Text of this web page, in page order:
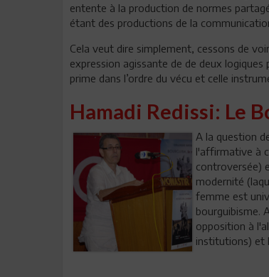
entente à la production de normes
étant des productions de la
Cela veut dire simplement, cessons de
expression agissante de de deux
prime dans l’ordre du vécu et celle
Hamadi Redissi: Le
A la question
l'affirmative à
controversée)
modernité
femme est
bourguibisme.
opposition à
institutions) et